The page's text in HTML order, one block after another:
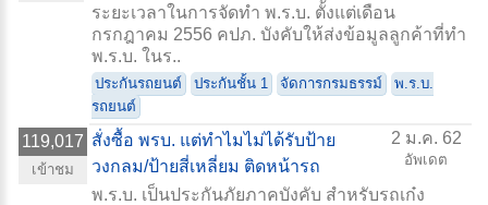
ระยะเวลาในการจัดทำ พ.ร.บ. ตั้งแต่เดือน
กรกฎาคม 2556 คปภ. บังคับให้ส่งข้อมูลลูกค้าที่ทำ
พ.ร.บ. ในร..
ประกันรถยนต์ ประกันชั้น 1 จัดการกรมธรรม์
พ.ร.บ.
รถยนต์
119,017
เข้าชม
สั่งซื้อ พรบ. แต่ทำไมไม่ได้รับป้าย
วงกลม/ป้ายสี่เหลี่ยม ติดหน้ารถ
2 ม.ค. 62
อัพเดต
พ.ร.บ. เป็นประกันภัยภาคบังคับ สำหรับรถเก๋ง